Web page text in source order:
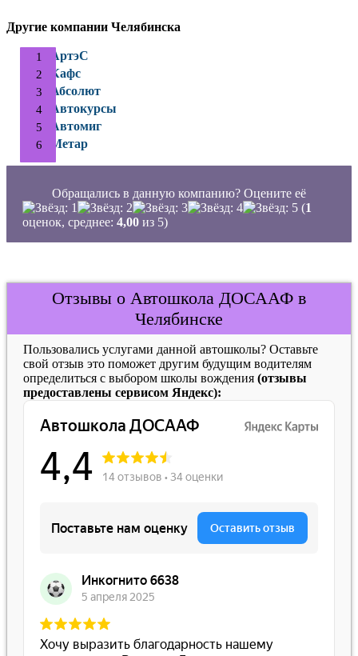
Другие компании Челябинска
АртэС
Кафс
Абсолют
Автокурсы
Автомиг
Метар
Обращались в данную компанию? Оцените её
(1
оценок, среднее: 4,00 из 5)
Отзывы о Автошкола ДОСААФ в
Челябинске
Пользовались услугами данной автошколы? Оставьте
свой отзыв это поможет другим будущим водителям
определиться с выбором школы вождения (отзывы
предоставлены сервисом Яндекс):